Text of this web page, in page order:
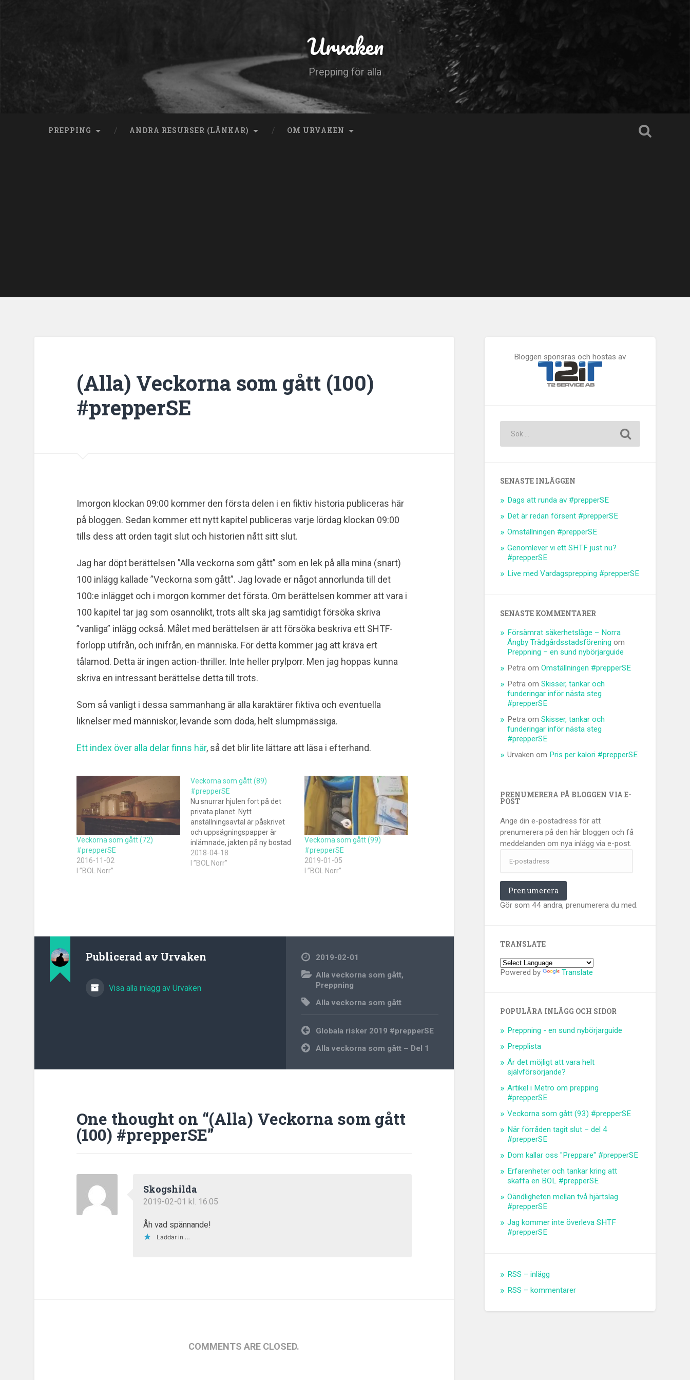
Urvaken
Prepping för alla
PREPPING ANDRA RESURSER (LÄNKAR) OM URVAKEN
(Alla) Veckorna som gått (100)
#prepperSE
Imorgon klockan 09:00 kommer den första delen i en fiktiv historia publiceras här
på bloggen. Sedan kommer ett nytt kapitel publiceras varje lördag klockan 09:00
tills dess att orden tagit slut och historien nått sitt slut.
Jag har döpt berättelsen ”Alla veckorna som gått” som en lek på alla mina (snart)
100 inlägg kallade ”Veckorna som gått”. Jag lovade er något annorlunda till det
100:e inlägget och i morgon kommer det första. Om berättelsen kommer att vara i
100 kapitel tar jag som osannolikt, trots allt ska jag samtidigt försöka skriva
”vanliga” inlägg också. Målet med berättelsen är att försöka beskriva ett SHTF-
förlopp utifrån, och inifrån, en människa. För detta kommer jag att kräva ert
tålamod. Detta är ingen action-thriller. Inte heller prylporr. Men jag hoppas kunna
skriva en intressant berättelse detta till trots.
Som så vanligt i dessa sammanhang är alla karaktärer fiktiva och eventuella
liknelser med människor, levande som döda, helt slumpmässiga.
Ett index över alla delar finns här, så det blir lite lättare att läsa i efterhand.
Veckorna som gått (72)
#prepperSE
2016-11-02
I ”BOL Norr”
Veckorna som gått (89)
#prepperSE
Nu snurrar hjulen fort på det
privata planet. Nytt
anställningsavtal är påskrivet
och uppsägningspapper är
inlämnade, jakten på ny bostad
har intensifierats. Samtidigt är
det högtryck på jobbet med en
2018-04-18
I ”BOL Norr”
Veckorna som gått (99)
#prepperSE
2019-01-05
I ”BOL Norr”
Publicerad av Urvaken
Visa alla inlägg av Urvaken
2019-02-01
Alla veckorna som gått,
Preppning
Alla veckorna som gått
Inläggsnavigering
Globala risker 2019 #prepperSE
Alla veckorna som gått – Del 1
One thought on “(Alla) Veckorna som gått
(100) #prepperSE”
Skogshilda
2019-02-01 kl. 16:05
Åh vad spännande!
Laddar in …
COMMENTS ARE CLOSED.
Bloggen sponsras och hostas av
SENASTE INLÄGGEN
Dags att runda av #prepperSE
Det är redan försent #prepperSE
Omställningen #prepperSE
Genomlever vi ett SHTF just nu?
#prepperSE
Live med Vardagsprepping #prepperSE
SENASTE KOMMENTARER
Försämrat säkerhetsläge – Norra
Ängby Trädgårdsstadsförening om
Preppning – en sund nybörjarguide
Petra omOmställningen #prepperSE
Petra omSkisser, tankar och
funderingar inför nästa steg
#prepperSE
Petra omSkisser, tankar och
funderingar inför nästa steg
#prepperSE
Urvaken om Pris per kalori #prepperSE
PRENUMERERA PÅ BLOGGEN VIA E-
POST
Ange din e-postadress för att
prenumerera på den här bloggen och få
meddelanden om nya inlägg via e-post.
postadress
Prenumerera
Gör som 44 andra, prenumerera du med.
TRANSLATE
Powered by Translate
POPULÄRA INLÄGG OCH SIDOR
Preppning - en sund nybörjarguide
Prepplista
Är det möjligt att vara helt
självförsörjande?
Artikel i Metro om prepping
#prepperSE
Veckorna som gått (93) #prepperSE
När förråden tagit slut – del 4
#prepperSE
Dom kallar oss "Preppare" #prepperSE
Erfarenheter och tankar kring att
skaffa en BOL #prepperSE
Oändligheten mellan två hjärtslag
#prepperSE
Jag kommer inte överleva SHTF
#prepperSE
RSS – inlägg
RSS – kommentarer